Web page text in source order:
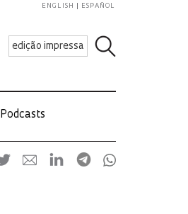
edição impressa
ENGLISH ESPAÑOL
Podcasts